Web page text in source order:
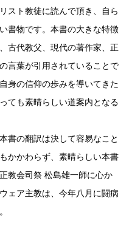
スト教徒に読んで頂き、自ら
書物です。本書の大きな特徴
古代教父、現代の著作家、正
言葉が引用されていることで
身の信仰の歩みを導いてきた
ても素晴らしい道案内となる
書の翻訳は決して容易なこと
かかわらず、素晴らしい本書
教会司祭 松島雄一師に心か
ェア主教は、今年八月に闘病